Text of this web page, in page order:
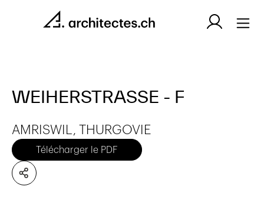
WEIHERSTRASSE - F
AMRISWIL, THURGOVIE
Télécharger le PDF